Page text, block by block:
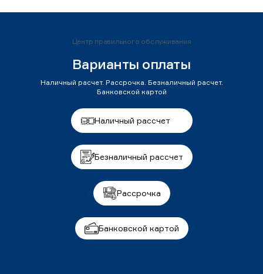
Центр правильного обслуживания
Варианты оплаты
Наличный расчет. Рассрочка. Безналичный расчет.
Банковской картой
Наличный рассчет
Безналичный рассчет
Рассрочка
Банковской картой